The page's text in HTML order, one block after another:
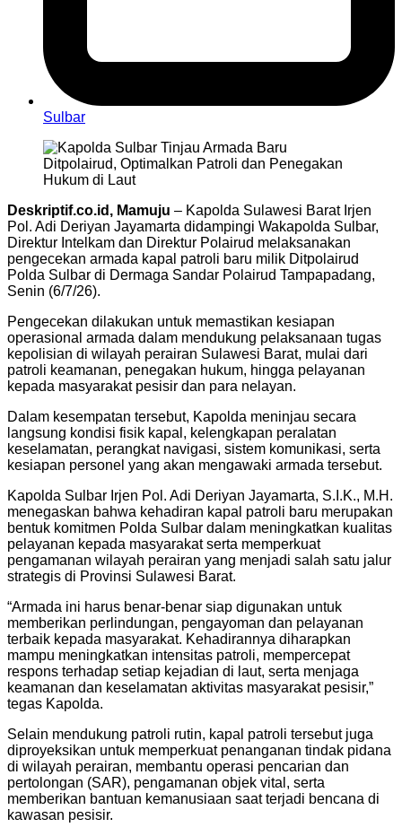
Sulbar
Deskriptif.co.id, Mamuju – Kapolda Sulawesi Barat Irjen
Pol. Adi Deriyan Jayamarta didampingi Wakapolda Sulbar,
Direktur Intelkam dan Direktur Polairud melaksanakan
pengecekan armada kapal patroli baru milik Ditpolairud
Polda Sulbar di Dermaga Sandar Polairud Tampapadang,
Senin (6/7/26).
Pengecekan dilakukan untuk memastikan kesiapan
operasional armada dalam mendukung pelaksanaan tugas
kepolisian di wilayah perairan Sulawesi Barat, mulai dari
patroli keamanan, penegakan hukum, hingga pelayanan
kepada masyarakat pesisir dan para nelayan.
Dalam kesempatan tersebut, Kapolda meninjau secara
langsung kondisi fisik kapal, kelengkapan peralatan
keselamatan, perangkat navigasi, sistem komunikasi, serta
kesiapan personel yang akan mengawaki armada tersebut.
Kapolda Sulbar Irjen Pol. Adi Deriyan Jayamarta, S.I.K., M.H.
menegaskan bahwa kehadiran kapal patroli baru merupakan
bentuk komitmen Polda Sulbar dalam meningkatkan kualitas
pelayanan kepada masyarakat serta memperkuat
pengamanan wilayah perairan yang menjadi salah satu jalur
strategis di Provinsi Sulawesi Barat.
“Armada ini harus benar-benar siap digunakan untuk
memberikan perlindungan, pengayoman dan pelayanan
terbaik kepada masyarakat. Kehadirannya diharapkan
mampu meningkatkan intensitas patroli, mempercepat
respons terhadap setiap kejadian di laut, serta menjaga
keamanan dan keselamatan aktivitas masyarakat pesisir,”
tegas Kapolda.
Selain mendukung patroli rutin, kapal patroli tersebut juga
diproyeksikan untuk memperkuat penanganan tindak pidana
di wilayah perairan, membantu operasi pencarian dan
pertolongan (SAR), pengamanan objek vital, serta
memberikan bantuan kemanusiaan saat terjadi bencana di
kawasan pesisir.